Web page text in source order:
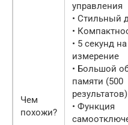
Чем
похожи?
управления
• Стильный
•
• 5 секунд на
измерение
• Большой
памяти (500
результатов)
• Функция